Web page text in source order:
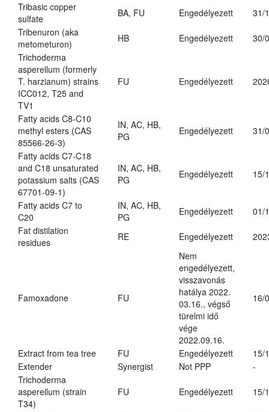
Tribasic copper
sulfate
BA, FU Engedélyezett
31/
Tribenuron (aka
metometuron)
HB Engedélyezett
30/
Trichoderma
asperellum (formerly
T. harzianum) strains
ICC012, T25 and
TV1
FU Engedélyezett
Fatty acids C8-C10
methyl esters (CAS
85566-26-3)
IN, AC, HB,
PG
Engedélyezett 31/
Fatty acids C7-C18
and C18 unsaturated
potassium salts (CAS
67701-09-1)
IN, AC, HB,
PG
Engedélyezett 15/
Fatty acids C7 to
C20
IN, AC, HB,
PG
Engedélyezett
01/
Fat distilation
residues
RE Engedélyezett
Famoxadone FU
Nem
engedélyezett,
visszavonás
hatálya 2022.
03.16., végső
türelmi idő
vége
2022.09.16.
16/
Extract from tea tree FU Engedélyezett
15/
Extender
Synergist Not PPP
-
Trichoderma
asperellum (strain
T34)
FU Engedélyezett 15/